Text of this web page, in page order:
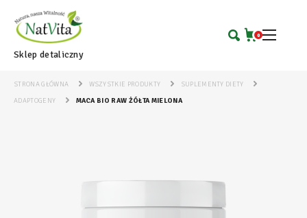
Sklep detaliczny
0
STRONA GŁÓWNA WSZYSTKIE PRODUKTY
SUPLEMENTY DIETY
ADAPTOGENY
MACA BIO RAW ŻÓŁTA MIELONA